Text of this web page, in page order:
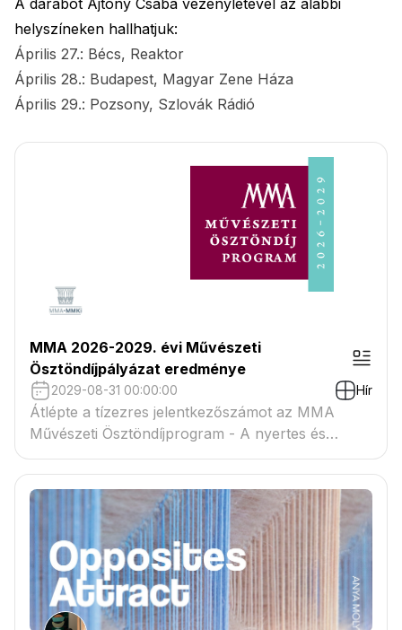
A darabot Ajtony Csaba vezényletével az alábbi
helyszíneken hallhatjuk:
Április 27.: Bécs, Reaktor
Április 28.: Budapest, Magyar Zene Háza
Április 29.: Pozsony, Szlovák Rádió
MMA 2026-2029. évi Művészeti
Ösztöndíjpályázat eredménye
2029-08-31 00:00:00 Hír
Átlépte a tízezres jelentkezőszámot az MMA
Művészeti Ösztöndíjprogram - A nyertes és
tartaléklistás pályázók névsora megtekinthető a
csatolmányban